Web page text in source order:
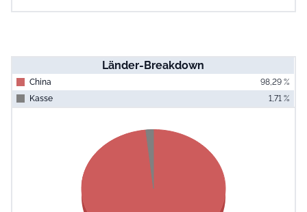
Länder-Breakdown
China
98,29 %
Kasse
1,71 %
Pie chart with 2 slices.
View as data table, Chart